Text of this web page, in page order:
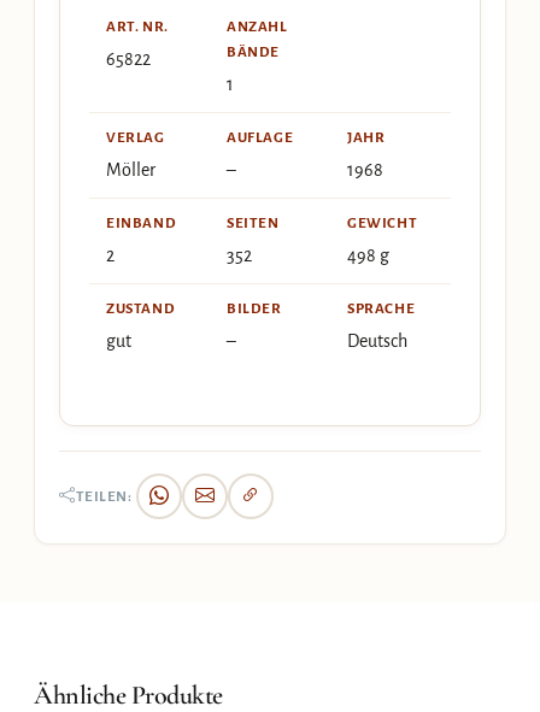
ART. NR.
65822
ANZAHL
BÄNDE
1
VERLAG
Möller
AUFLAGE
–
JAHR
1968
EINBAND
2
SEITEN
352
GEWICHT
498 g
ZUSTAND
gut
BILDER
–
SPRACHE
Deutsch
TEILEN:
Ähnliche Produkte